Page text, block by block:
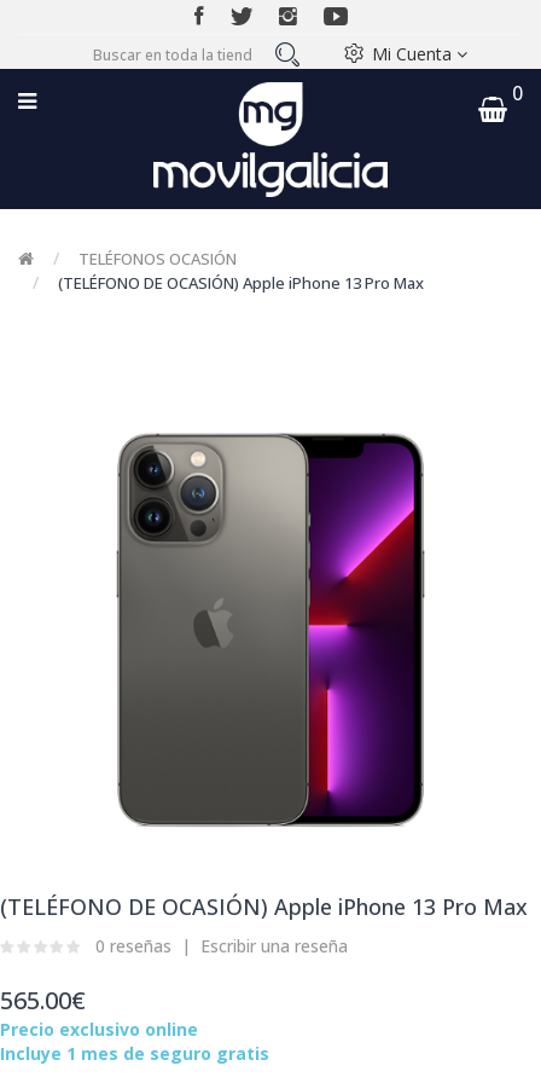
Mi Cuenta
0
TELÉFONOS OCASIÓN
(TELÉFONO DE OCASIÓN) Apple iPhone 13 Pro Max
(TELÉFONO DE OCASIÓN) Apple iPhone 13 Pro Max
0 reseñas Escribir una reseña
565.00€
Precio exclusivo online
Incluye 1 mes de seguro gratis